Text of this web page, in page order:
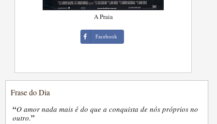
A Praia
Facebook
Frase do Dia
“O amor nada mais é do que a conquista de nós próprios no
outro.”